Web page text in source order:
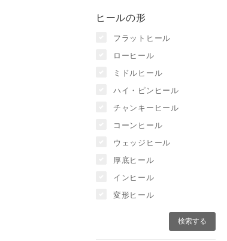
ヒールの形
フラットヒール
ローヒール
ミドルヒール
ハイ・ピンヒール
チャンキーヒール
コーンヒール
ウェッジヒール
厚底ヒール
インヒール
変形ヒール